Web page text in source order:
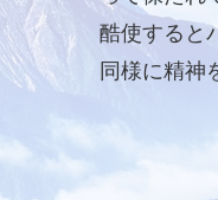
酷使すると
同様に精神